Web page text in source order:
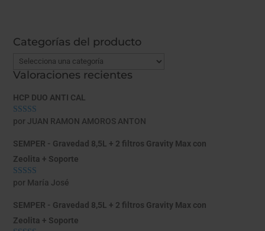
Categorías del producto
Valoraciones recientes
HCP DUO ANTI CAL
Valorado con
por JUAN RAMON AMOROS ANTON
SEMPER - Gravedad 8,5L + 2 filtros Gravity Max con
Zeolita + Soporte
Valorado con
por María José
SEMPER - Gravedad 8,5L + 2 filtros Gravity Max con
Zeolita + Soporte